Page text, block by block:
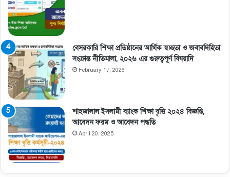
বেসরকারি শিক্ষা প্রতিষ্ঠানের আর্থিক স্বচ্ছতা ও জবাবদিহিতা
সংক্রান্ত নীতিমালা, ২০২৬ এর গুরুত্বপূর্ণ বিষয়াদি
February 17, 2026
শাহজালাল ইসলামী ব্যাংক শিক্ষা বৃত্তি ২০২৪ বিজ্ঞপ্তি,
আবেদন ফরম ও আবেদন পদ্ধতি
April 20, 2025